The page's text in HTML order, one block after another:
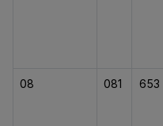
08 081 653